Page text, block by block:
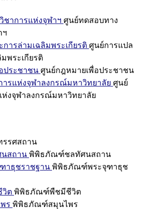
ชาการแห่งจุฬาฯ ศูนย์ทดสอบทาง
ฯ
ารล่ามเฉลิมพระเกียรติ ศูนย์การแปล
พระเกียรติ
ประชาชน ศูนย์กฎหมายเพื่อประชาชน
ารแห่งจุฬาลงกรณ์มหาวิทยาลัย ศูนย์
ห่งจุฬาลงกรณ์มหาวิทยาลัย
รรศสถาน
สถาน พิพิธภัณฑ์ชลทัศนสถาน
าธุชราชฐาน พิพิธภัณฑ์พระจุฑาธุช
ต พิพิธภัณฑ์พืชมีชีวิต
ร พิพิธภัณฑ์สมุนไพร